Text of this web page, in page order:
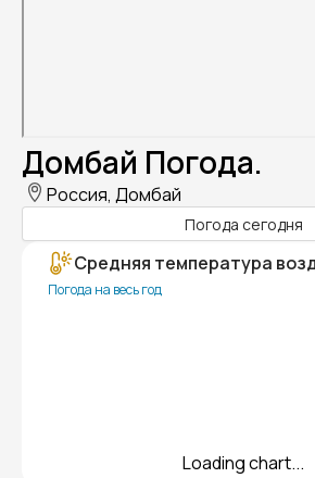
Домбай Погода.
Россия, Домбай
Погода сегодня
Средняя температура
Погода на весь год
Loading chart...